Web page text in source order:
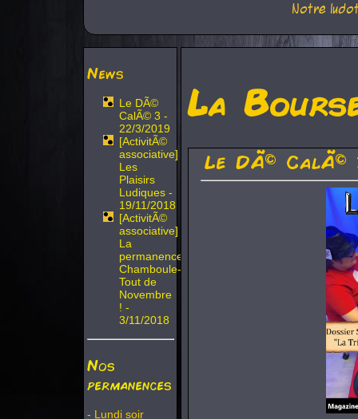
Notre
News
Le DÃ©
CalÃ© 3 -
22/3/2019
[ActivitÃ©
associative]
Les
Plaisirs
Ludiques -
19/11/2018
[ActivitÃ©
associative]
La
permanence
Chamboule-
Tout de
Novembre
! -
3/11/2018
Nos
permanences
- Lundi soir
La
Le DÃ© CalÃ©